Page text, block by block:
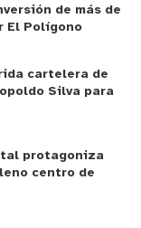
de más de
El Polígono
cartelera de
Silva para
protagoniza
centro de